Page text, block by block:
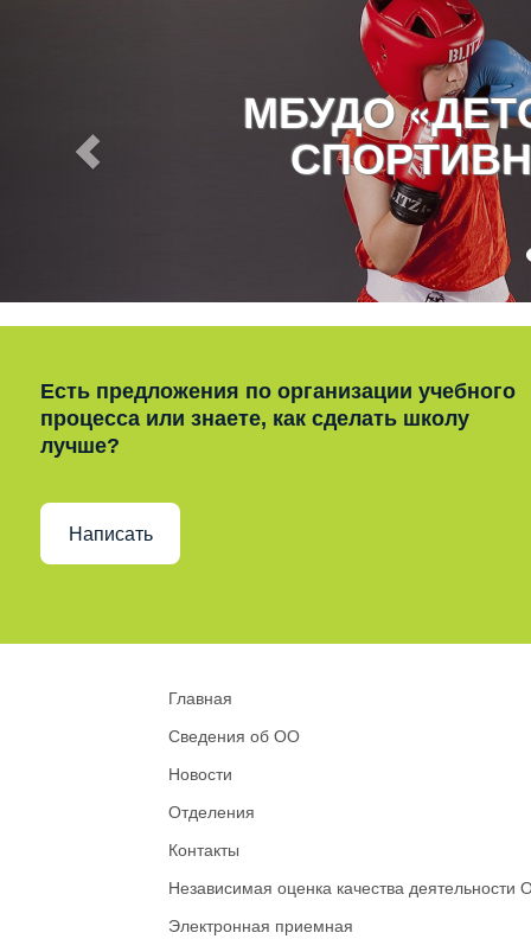
МБУДО
Есть предложения по организации учебного
процесса или знаете, как сделать школу
лучше?
Написать
Главная
Сведения об ОО
Новости
Отделения
Контакты
Независимая оценка качества деятельности
Электронная приемная